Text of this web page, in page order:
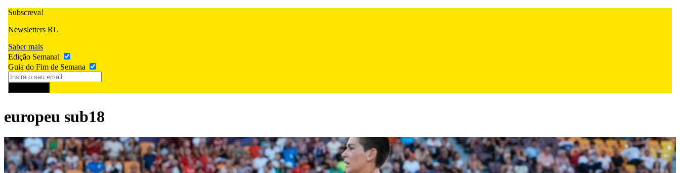
Subscreva!
Newsletters RL
Saber mais
Edição Semanal
Guia do Fim de Semana
europeu sub18